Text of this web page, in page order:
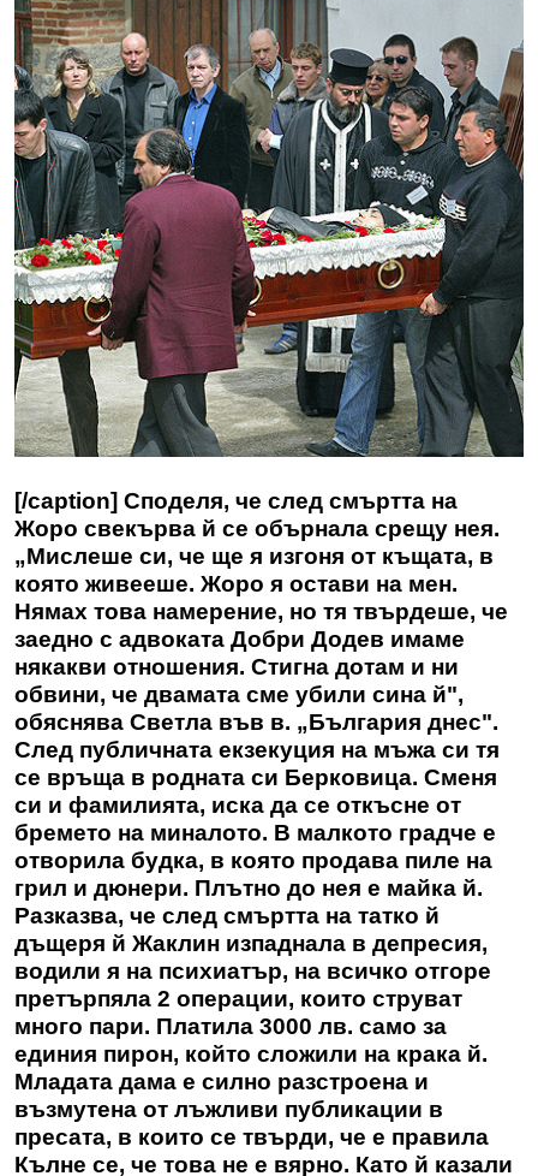
[/caption] Споделя, че след смъртта на
Жоро свекърва й се обърнала срещу нея.
„Мислеше си, че ще я изгоня от къщата, в
която живееше. Жоро я остави на мен.
Нямах това намерение, но тя твърдеше, че
заедно с адвоката Добри Додев имаме
някакви отношения. Стигна дотам и ни
обвини, че двамата сме убили сина й",
обяснява Светла във в. „България днес".
След публичната екзекуция на мъжа си тя
се връща в родната си Берковица. Сменя
си и фамилията, иска да се откъсне от
бремето на миналото. В малкото градче е
отворила будка, в която продава пиле на
грил и дюнери. Плътно до нея е майка й.
Разказва, че след смъртта на татко й
дъщеря й Жаклин изпаднала в депресия,
водили я на психиатър, на всичко отгоре
претърпяла 2 операции, които струват
много пари. Платила 3000 лв. само за
единия пирон, който сложили на крака й.
Младата дама е силно разстроена и
възмутена от лъжливи публикации в
пресата, в които се твърди, че е правила
Кълне се, че това не е вярно. Като й казали